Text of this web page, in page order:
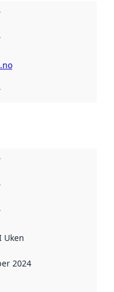
Uken
dataene i dette
2024